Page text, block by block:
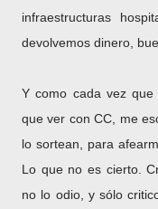
infraestructuras
devolvemos dinero,
Y como cada vez
que ver con CC, me
lo sortean, para
Lo que no es cierto.
no lo odio, y sólo